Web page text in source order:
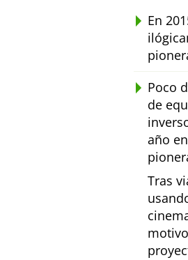
En
Poco
de
año
Tras
motivo